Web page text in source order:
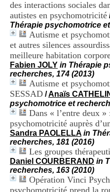
des interactions sociales
autistes en psychomotricité
Thérapie psychomotrice
Autisme et
et autres silences
meilleure habitation
Fabien JOLY in Thérapie
recherches, 174 (2013)
Autisme et
SESSAD /Anaïs
psychomotrice et
Dans « l’entre deux
psychomotricité auprès
Sandra PAOLELLA in
recherches, 181 (2016)
Les groupes
Daniel COURBERAND in
recherches, 163 (2010)
Opération Vinci
psychomotricité prend la
u
C
R
A
R
h
ô
n
e
-
A
l
p
e
s
C
e
n
t
r
e